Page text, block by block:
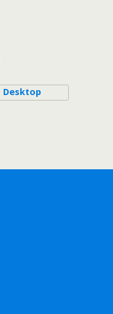
Desktop